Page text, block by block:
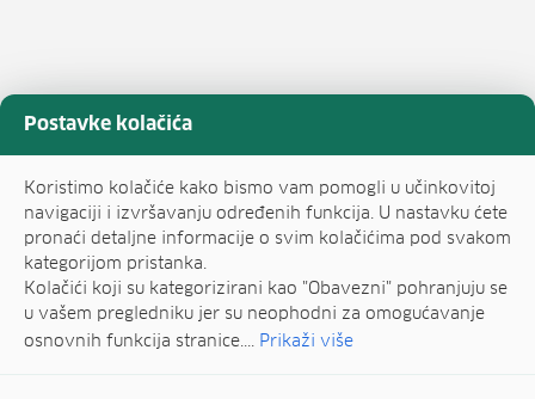
Postavke kolačića
Koristimo kolačiće kako bismo vam pomogli u učinkovitoj
navigaciji i izvršavanju određenih funkcija. U nastavku ćete
pronaći detaljne informacije o svim kolačićima pod svakom
kategorijom pristanka.
Kolačići koji su kategorizirani kao "Obavezni" pohranjuju se
u vašem pregledniku jer su neophodni za omogućavanje
osnovnih funkcija stranice.... Prikaži više